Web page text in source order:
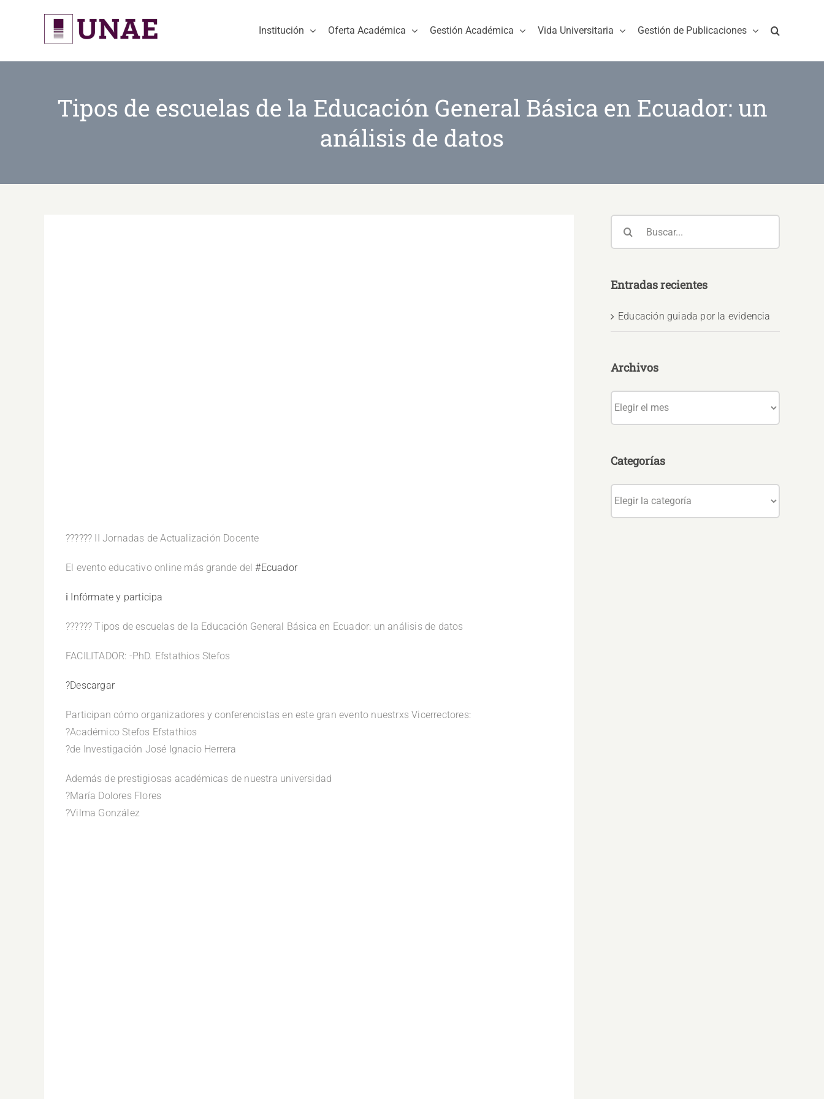
Institución Oferta Académica Gestión Académica Vida Universitaria Gestión de Publicaciones
Tipos de escuelas de la Educación General Básica en Ecuador: un
análisis de datos
??‍???‍? II Jornadas de Actualización Docente
El evento educativo online más grande del#Ecuador
ℹ️ Infórmate y participa
??‍???‍? Tipos de escuelas de la Educación General Básica en Ecuador: un análisis de datos
FACILITADOR: -PhD. Efstathios Stefos
?Descargar
Participan cómo organizadores y conferencistas en este gran evento nuestrxs Vicerrectores:
?Académico Stefos Efstathios
?de Investigación José Ignacio Herrera
Además de prestigiosas académicas de nuestra universidad
?María Dolores Flores
?Vilma González
Entradas recientes
Educación guiada por la evidencia
Archivos
Categorías